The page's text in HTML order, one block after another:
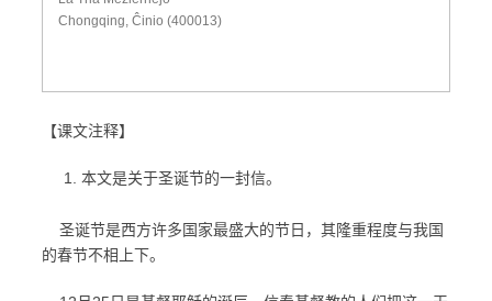
Chongqing, Ĉinio (400013)
【课文注释】
本文是关于圣诞节的一封信。
圣诞节是西方许多国家最盛大的节日，其隆重程度与我国
的春节不相上下。